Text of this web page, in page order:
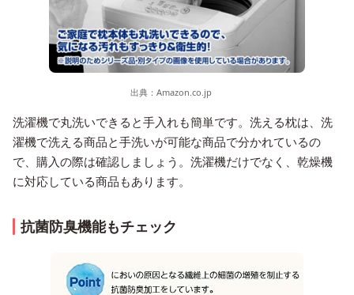
出典： Amazon.co.jp
洗濯機で丸洗いできると手入れも簡単です。洗える枕は、洗
濯機で洗える商品と手洗いが可能な商品で分かれているの
で、購入の際は確認しましょう。洗濯機だけでなく、乾燥機
に対応している商品もあります。
抗菌防臭機能もチェック